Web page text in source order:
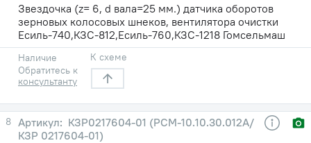
Звездочка (z= 6, d вала=25 мм.) датчика оборотов
зерновых колосовых шнеков, вентилятора очистки
Есиль-740,КЗС-812,Есиль-760,КЗС-1218 Гомсельмаш
Наличие
Обратитесь к
консультанту
К схеме
8
КЗР0217604-01 (РСМ-10.10.30.012А/
КЗР 0217604-01)